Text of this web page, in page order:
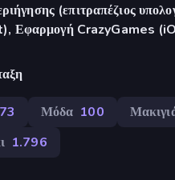
(επιτραπέζιος
Εφαρμογή CrazyGames
Μόδα 100
1.796